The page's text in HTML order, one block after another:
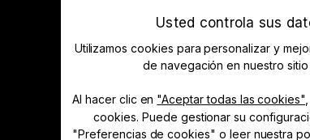
Sobre nosotros
Prensa y medios de comunicación
Club de conductores
Aprender y comprar
Usted controla sus
Utilizamos cookies para personalizar y
de navegación en nuestro sitio
Al hacer clic en "Aceptar todas las cookies"
cookies. Puede gestionar su
"Preferencias de cookies" o leer nuestra